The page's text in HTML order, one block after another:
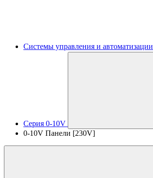
Системы управления и автоматизации
Серия 0-10V
0-10V Панели [230V]